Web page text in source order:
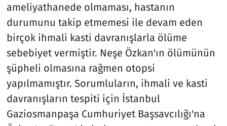
ameliyathanede olmaması, hastanın
durumunu takip etmemesi ile devam eden
birçok ihmali kasti davranışlarla ölüme
sebebiyet vermiştir. Neşe Özkan'ın ölümünün
şüpheli olmasına rağmen otopsi
yapılmamıştır. Sorumluların, ihmali ve kasti
davranışların tespiti için İstanbul
Gaziosmanpaşa Cumhuriyet Başsavcılığı'na